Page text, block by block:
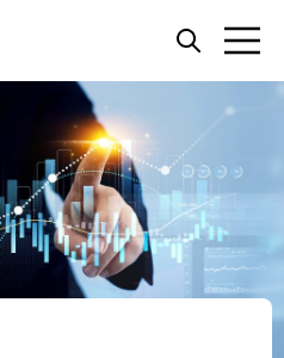
Open
Open search